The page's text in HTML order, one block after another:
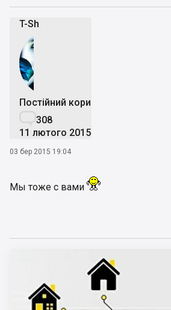
T-Sh
Постійний користувач
308
11 лютого 2015
03 бер 2015 19:04
Мы тоже с вами